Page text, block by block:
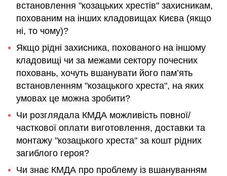
встановлення "козацьких хрестів" захисникам,
похованим на інших кладовищах Києва (якщо
ні, то чому)?
Якщо рідні захисника, похованого на іншому
кладовищі чи за межами сектору почесних
поховань, хочуть вшанувати його пам’ять
встановленням "козацького хреста", на яких
умовах це можна зробити?
Чи розглядала КМДА можливість повної/
часткової оплати виготовлення, доставки та
монтажу "козацького хреста" за кошт рідних
загиблого героя?
Чи знає КМДА про проблему із вшануванням